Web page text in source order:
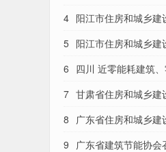
(试行)》的通知
省标准《建筑节能材料
术规程》（修订征求意
4 阳江市住房和城乡建
东省 绿色建筑条例》实
工作的通知
5 阳江市住房和城乡建
绿色建筑工程验收工作
6 四川 近零能耗建筑
价管理办法
7 甘肃省住房和城乡建
节能、绿色建筑和装配
8 广东省住房和城乡建
省建筑节能与绿色建筑
9 广东省建筑节能协会